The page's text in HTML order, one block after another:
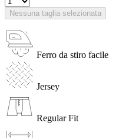
Nessuna taglia selezionata
Ferro da stiro facile
Jersey
Regular Fit